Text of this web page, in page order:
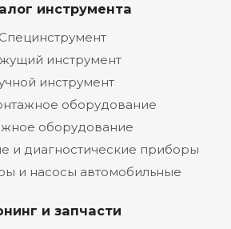
инструмента
Специнструмент
инструмент
инструмент
оборудование
оборудование
и диагностические приборы
и насосы автомобильные
и запчасти